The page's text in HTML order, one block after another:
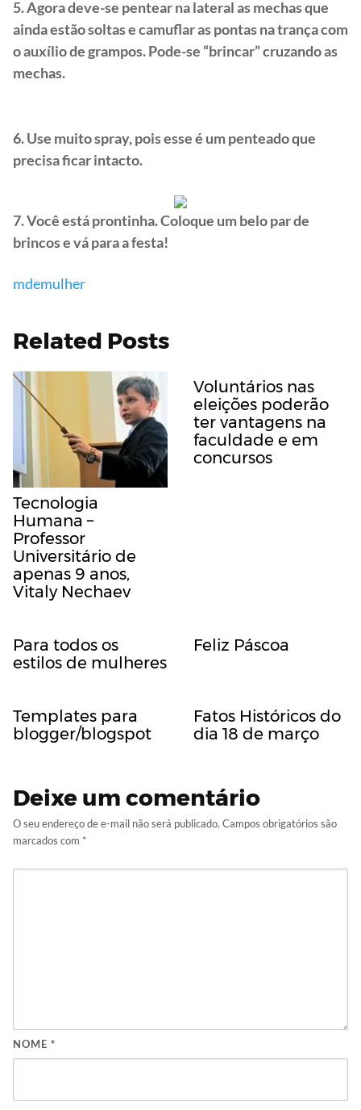
5. Agora deve-se pentear na lateral as mechas que
ainda estão soltas e camuflar as pontas na trança com
o auxílio de grampos. Pode-se “brincar” cruzando as
mechas.
6. Use muito spray, pois esse é um penteado que
precisa ficar intacto.
7. Você está prontinha. Coloque um belo par de
brincos e vá para a festa!
mdemulher
Related Posts
Tecnologia
Humana –
Professor
Universitário de
apenas 9 anos,
Vitaly Nechaev
Voluntários nas
eleições poderão
ter vantagens na
faculdade e em
concursos
Para todos os
estilos de mulheres
Feliz Páscoa
Templates para
blogger/blogspot
Fatos Históricos do
dia 18 de março
Deixe um comentário
O seu endereço de e-mail não será publicado. Campos obrigatórios são
marcados com *
NOME *